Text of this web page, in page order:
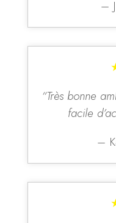
–
“Très bonne
facile
–